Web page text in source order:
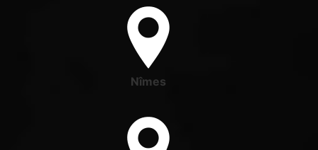
Nîmes